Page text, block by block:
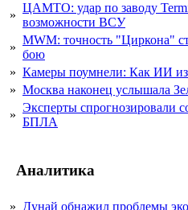
»
ЦАМТО: удар по заводу
возможности ВСУ
»
MWM: точность "Циркона"
бою
» Камеры поумнели: Как ИИ
» Москва наконец услышала
»
Эксперты спрогнозировали
БПЛА
Аналитика
» Дунай обнажил проблемы